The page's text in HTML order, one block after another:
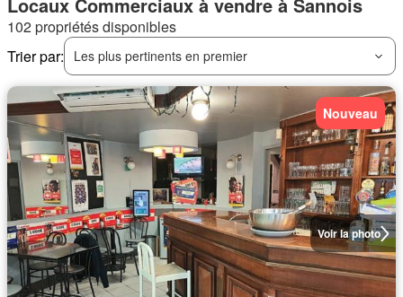
102 propriétés disponibles
Trier par:
Les plus pertinents en premier
Voir la photo
Nouveau